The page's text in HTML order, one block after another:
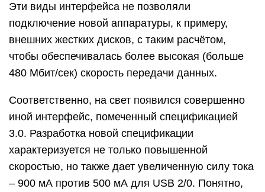
Эти виды интерфейса не позволяли
подключение новой аппаратуры, к примеру,
внешних жестких дисков, с таким расчётом,
чтобы обеспечивалась более высокая (больше
480 Мбит/сек) скорость передачи данных.
Соответственно, на свет появился совершенно
иной интерфейс, помеченный спецификацией
3.0. Разработка новой спецификации
характеризуется не только повышенной
скоростью, но также дает увеличенную силу тока
– 900 мА против 500 мА для USB 2/0. Понятно,